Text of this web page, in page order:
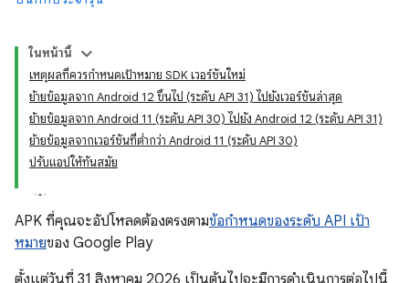
ในหน้านี้
เหตุผลที่ควรกำหนดเป้าหมาย SDK เวอร์ชันใหม่
ย้ายข้อมูลจาก Android 12 ขึ้นไป (ระดับ API 31) ไปยังเวอร์ชันล่าสุด
ย้ายข้อมูลจาก Android 11 (ระดับ API 30) ไปยัง Android 12 (ระดับ API 31)
ย้ายข้อมูลจากเวอร์ชันที่ต่ำกว่า Android 11 (ระดับ API 30)
ปรับแอปให้ทันสมัย
APK ที่คุณจะอัปโหลดต้องตรงตามข้อกำหนดของระดับ API เป้า
หมายของ Google Play
ตั้งแต่วันที่ 31 สิงหาคม 2026 เป็นต้นไปจะมีการดำเนินการต่อไปนี้